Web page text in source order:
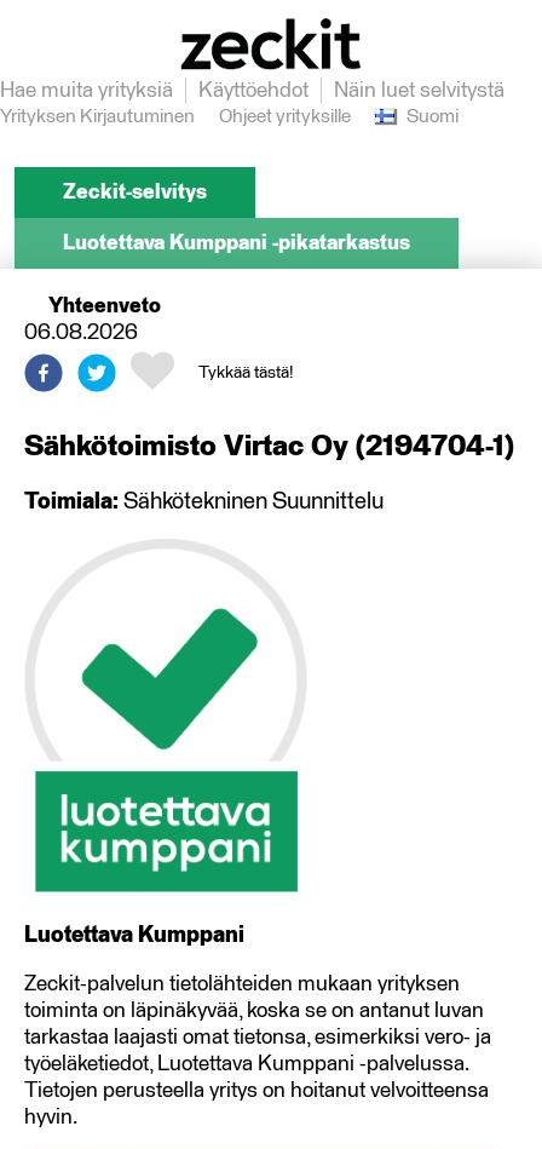
Hae muita yrityksiä Käyttöehdot Näin luet selvitystä
Yrityksen Kirjautuminen Ohjeet yrityksille Suomi
Zeckit-selvitys
Luotettava Kumppani -pikatarkastus
Yhteenveto
Tykkää tästä!
06.08.2026
Sähkötoimisto Virtac Oy (2194704-1 )
Toimiala: Sähkötekninen Suunnittelu
Luotettava Kumppani
Zeckit-palvelun tietolähteiden mukaan yrityksen
toiminta on läpinäkyvää, koska se on antanut luvan
tarkastaa laajasti omat tietonsa, esimerkiksi vero- ja
työeläketiedot, Luotettava Kumppani -palvelussa.
Tietojen perusteella yritys on hoitanut velvoitteensa
hyvin.